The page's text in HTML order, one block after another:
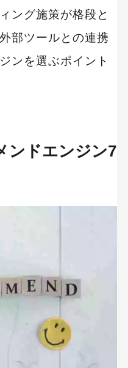
ング施策が格段と
部ツールとの連携
ンを選ぶポイント
ンドエンジン7